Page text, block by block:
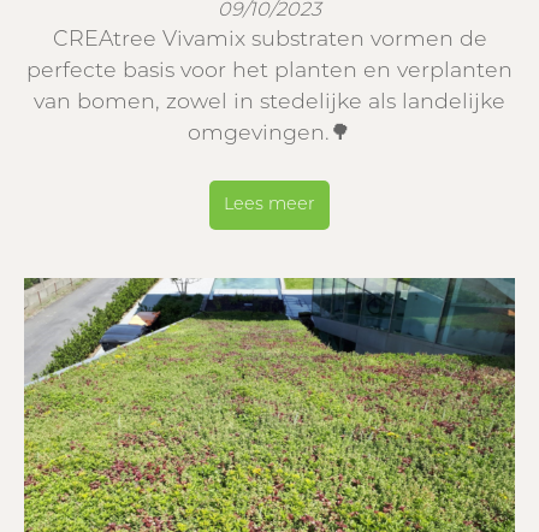
09/10/2023
CREAtree Vivamix substraten vormen de
perfecte basis voor het planten en verplanten
van bomen, zowel in stedelijke als landelijke
omgevingen.🌳
Lees meer